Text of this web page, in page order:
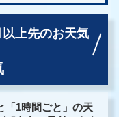
以上先のお天気
「1時間ごと」の天